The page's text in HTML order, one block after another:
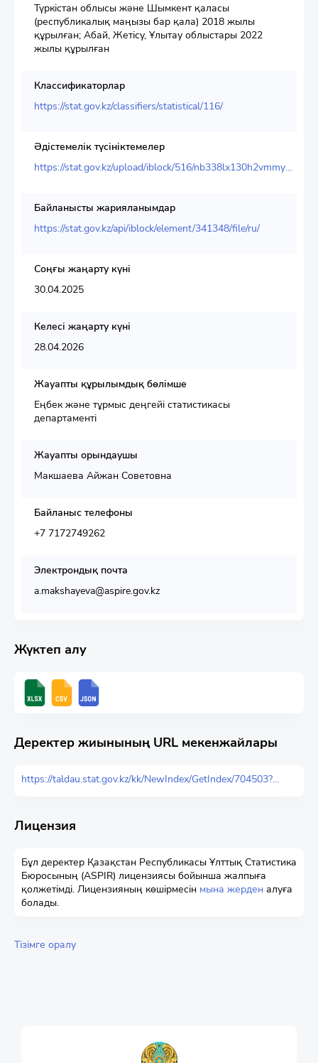
Түркістан облысы және Шымкент қаласы
(республикалық маңызы бар қала) 2018 жылы
құрылған; Абай, Жетісу, Ұлытау облыстары 2022
жылы құрылған
Классификаторлар
https://stat.gov.kz/classifiers/statistical/116/
Әдістемелік түсініктемелер
https://stat.gov.kz/upload/iblock/516/nb338lx130h2vmmyp7u7vrxq5dzttrav.pdf
Байланысты жарияланымдар
https://stat.gov.kz/api/iblock/element/341348/file/ru/
Соңғы жаңарту күні
30.04.2025
Келесі жаңарту күні
28.04.2026
Жауапты құрылымдық бөлімше
Еңбек және тұрмыс деңгейі статистикасы
департаменті
Жауапты орындаушы
Макшаева Айжан Советовна
Байланыс телефоны
+7 7172749262
Электрондық почта
a.makshayeva@aspire.gov.kz
Жүктеп алу
Деректер жиынының URL мекенжайлары
https://taldau.stat.gov.kz/kk/NewIndex/GetIndex/704503?keyword=
Лицензия
Бұл деректер Қазақстан Республикасы Ұлттық Статистика
Бюросының (ASPIR) лицензиясы бойынша жалпыға
қолжетімді. Лицензияның көшірмесін мына жерден алуға
болады.
Тізімге оралу